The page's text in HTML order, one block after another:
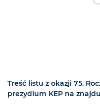
Treść listu z okazji 75.
prezydium KEP na